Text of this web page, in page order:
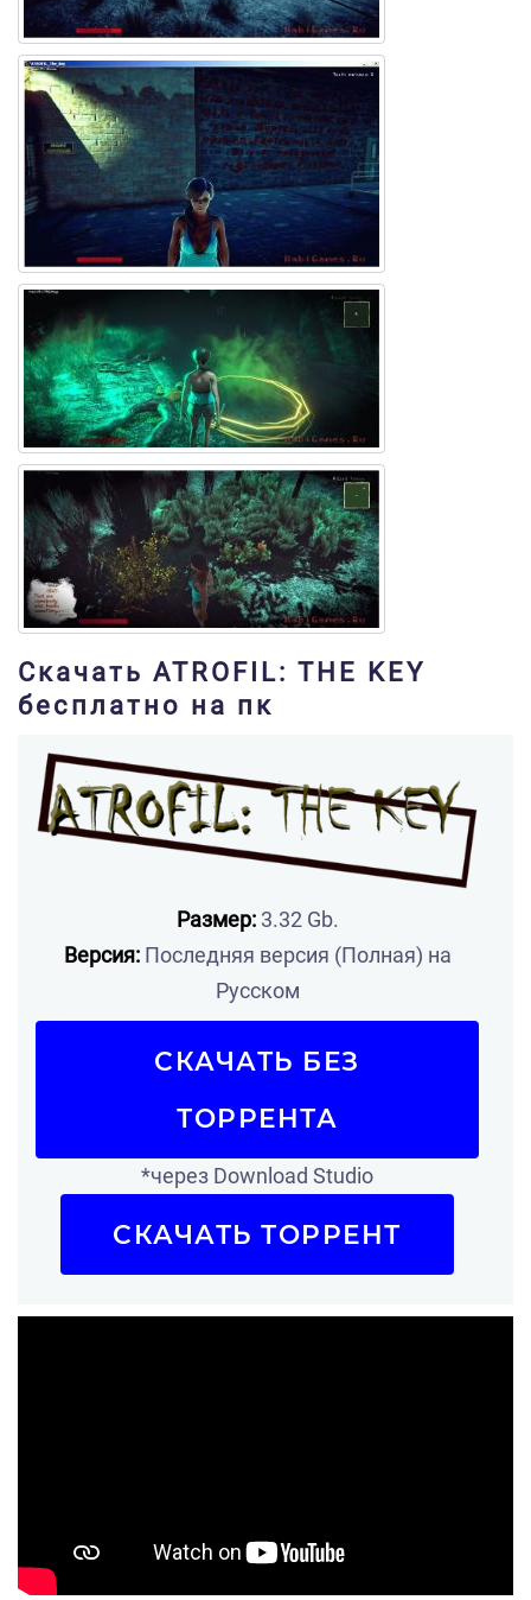
Скачать ATROFIL: THE KEY
бесплатно на пк
Размер:3.32 Gb.
Версия:Последняя версия (Полная) на
Русском
СКАЧАТЬ БЕЗ
ТОРРЕНТА
*через Download Studio
СКАЧАТЬ ТОРРЕНТ